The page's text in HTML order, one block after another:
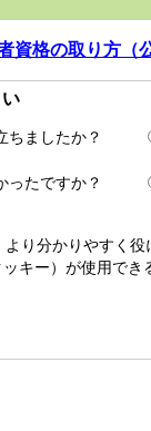
資格の取り方（
ちましたか？
ったですか？
り分かりやすく
キー）が使用で